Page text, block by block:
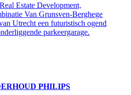
Estate Development,
Van Grunsven-Berghege
Utrecht een futuristisch ogend
parkeergarage.
PHILIPS